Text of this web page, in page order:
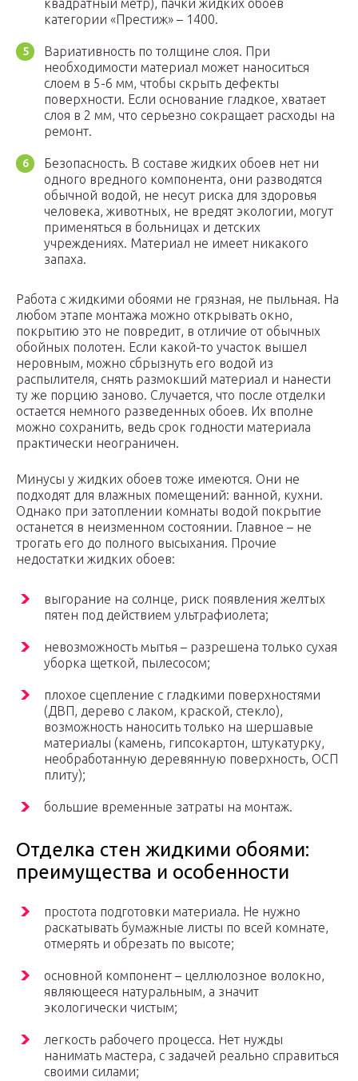
квадратный метр), пачки жидких обоев
категории «Престиж» – 1400.
Вариативность по толщине слоя. При
необходимости материал может наноситься
слоем в 5-6 мм, чтобы скрыть дефекты
поверхности. Если основание гладкое, хватает
слоя в 2 мм, что серьезно сокращает расходы на
ремонт.
Безопасность. В составе жидких обоев нет ни
одного вредного компонента, они разводятся
обычной водой, не несут риска для здоровья
человека, животных, не вредят экологии, могут
применяться в больницах и детских
учреждениях. Материал не имеет никакого
запаха.
Работа с жидкими обоями не грязная, не пыльная. На
любом этапе монтажа можно открывать окно,
покрытию это не повредит, в отличие от обычных
обойных полотен. Если какой-то участок вышел
неровным, можно сбрызнуть его водой из
распылителя, снять размокший материал и нанести
ту же порцию заново. Случается, что после отделки
остается немного разведенных обоев. Их вполне
можно сохранить, ведь срок годности материала
практически неограничен.
Минусы у жидких обоев тоже имеются. Они не
подходят для влажных помещений: ванной, кухни.
Однако при затоплении комнаты водой покрытие
останется в неизменном состоянии. Главное – не
трогать его до полного высыхания. Прочие
недостатки жидких обоев:
выгорание на солнце, риск появления желтых
пятен под действием ультрафиолета;
невозможность мытья – разрешена только сухая
уборка щеткой, пылесосом;
плохое сцепление с гладкими поверхностями
(ДВП, дерево с лаком, краской, стекло),
возможность наносить только на шершавые
материалы (камень, гипсокартон, штукатурку,
необработанную деревянную поверхность, ОСП
плиту);
большие временные затраты на монтаж.
Отделка стен жидкими обоями:
преимущества и особенности
простота подготовки материала. Не нужно
раскатывать бумажные листы по всей комнате,
отмерять и обрезать по высоте;
основной компонент – целлюлозное волокно,
являющееся натуральным, а значит
экологически чистым;
легкость рабочего процесса. Нет нужды
нанимать мастера, с задачей реально справиться
своими силами;